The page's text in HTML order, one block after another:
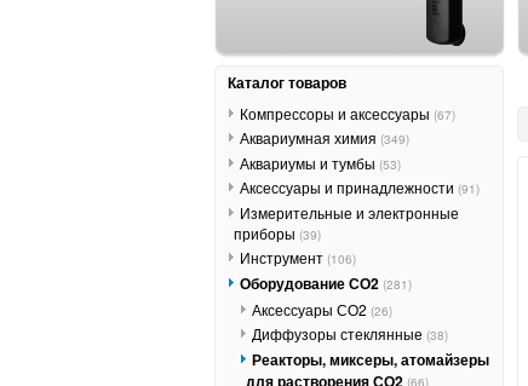
Каталог товаров
Компрессоры и аксессуары (67)
Аквариумная химия (349)
Аквариумы и тумбы (53)
Аксессуары и принадлежности (91)
Измерительные и электронные
приборы (39)
Инструмент (106)
Оборудование СО2 (281)
Аксессуары СО2 (26)
Диффузоры стеклянные (38)
Реакторы, миксеры, атомайзеры
для растворения СО2 (66)